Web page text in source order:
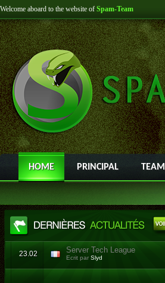
Welcome aboard to the website of Spam-Team
HOME PRINCIPAL TEAM
23.02 Server Tech League
Ecrit par Slyd